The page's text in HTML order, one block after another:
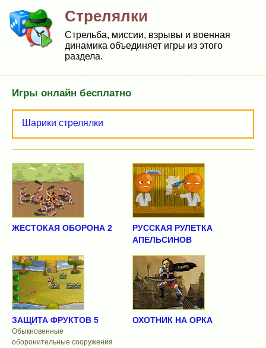
Стрелялки
Стрельба, миссии, взрывы и военная
динамика объединяет игры из этого
раздела.
Игры онлайн бесплатно
Шарики стрелялки
ЖЕСТОКАЯ ОБОРОНА 2
РУССКАЯ РУЛЕТКА
АПЕЛЬСИНОВ
ЗАЩИТА ФРУКТОВ 5
Обыкновенные
оборонительные сооружения
ОХОТНИК НА ОРКА